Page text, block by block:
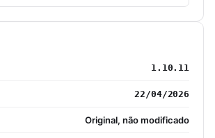
1.10.11
22/04/2026
Original, não modificado